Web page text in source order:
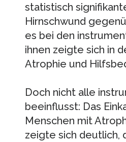
statistisch
Hirnschwund
es bei den
ihnen zeigte sich in
Atrophie und
Doch nicht alle
beeinflusst: Das
Menschen mit
zeigte sich deutlich,